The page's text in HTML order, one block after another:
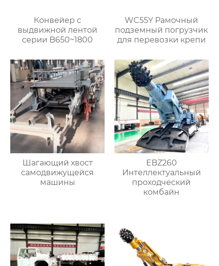
Конвейер с
выдвижной лентой
серии B650~1800
WC55Y Рамочный
подземный погрузчик
для перевозки крепи
Шагающий хвост
самодвижущейся
машины
EBZ260
Интеллектуальный
проходческий
комбайн